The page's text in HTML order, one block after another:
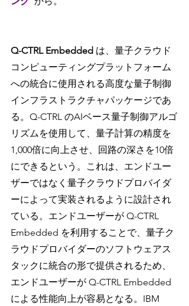
Q-CTRL Embedded は、量子クラウド
コンピューティングプラットフォーム
への統合に使用される高度な量子制御
インフラストラクチャパッケージであ
る。Q-CTRL のAIベース量子制御アルゴ
リズムを使用して、量子計算の精度を
1,000倍に向上させ、回路の深さを10倍
にできるという。これは、エンドユー
ザーではなく量子クラウドプロバイダ
ーによって実装されるように設計され
ている。エンドユーザーが Q-CTRL
Embedded を利用することで、量子ク
ラウドプロバイダーのソフトウェアス
タックに統合の形で提供されるため、
エンドユーザーが Q-CTRL Embedded
による性能向上が容易となる。IBM